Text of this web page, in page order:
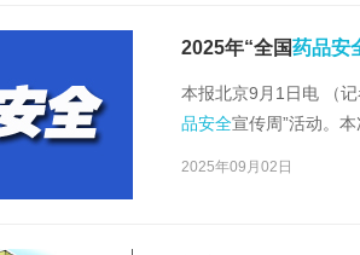
2025年“全国药品安
本报北京9月1日电 （
品安全宣传周”活动。
2025年09月02日